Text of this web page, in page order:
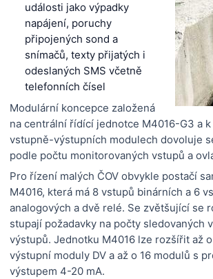
události jako výpadky
napájení, poruchy
připojených sond a
snímačů, texty přijatých i
odeslaných SMS včetně
telefonních čísel
Modulární koncepce založená
na centrální řídící jednotce M4016-G3 a
vstupně-výstupních modulech dovoluje
podle počtu monitorovaných vstupů a
Pro řízení malých ČOV obvykle postačí
M4016, která má 8 vstupů binárních a 6
analogových a dvě relé. Se zvětšující se
stupají požadavky na počty sledovaných
výstupů. Jednotku M4016 lze rozšířit až
výstupní moduly DV a až o 16 modulů s
výstupem 4-20 mA.